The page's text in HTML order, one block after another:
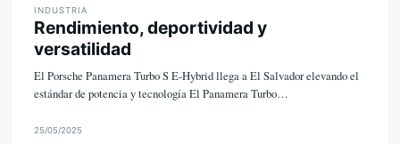
INDUSTRIA
Rendimiento, deportividad y
versatilidad
El Porsche Panamera Turbo S E-Hybrid llega a El Salvador elevando el
estándar de potencia y tecnología El Panamera Turbo…
25/05/2025